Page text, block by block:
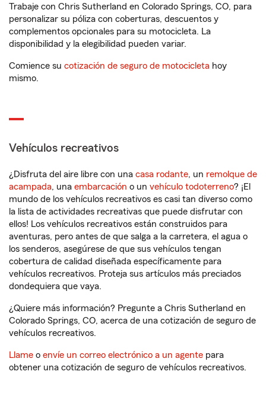
Trabaje con Chris Sutherland en Colorado Springs, CO, para
personalizar su póliza con coberturas, descuentos y
complementos opcionales para su motocicleta. La
disponibilidad y la elegibilidad pueden variar.
Comience su cotización de seguro de motocicleta hoy
mismo.
Vehículos recreativos
¿Disfruta del aire libre con una casa rodante, un remolque de
acampada, una embarcación o un vehículo todoterreno? ¡El
mundo de los vehículos recreativos es casi tan diverso como
la lista de actividades recreativas que puede disfrutar con
ellos! Los vehículos recreativos están construidos para
aventuras, pero antes de que salga a la carretera, el agua o
los senderos, asegúrese de que sus vehículos tengan
cobertura de calidad diseñada específicamente para
vehículos recreativos. Proteja sus artículos más preciados
dondequiera que vaya.
¿Quiere más información? Pregunte a Chris Sutherland en
Colorado Springs, CO, acerca de una cotización de seguro de
vehículos recreativos.
Llame o envíe un correo electrónico a un agente para
obtener una cotización de seguro de vehículos recreativos.